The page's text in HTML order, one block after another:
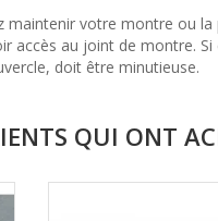
votre montre ou
accès au joint de montre.
doit être minutieuse.
QUI ONT